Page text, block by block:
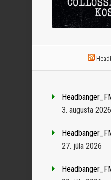
3. augusta 2026
27. júla 2026